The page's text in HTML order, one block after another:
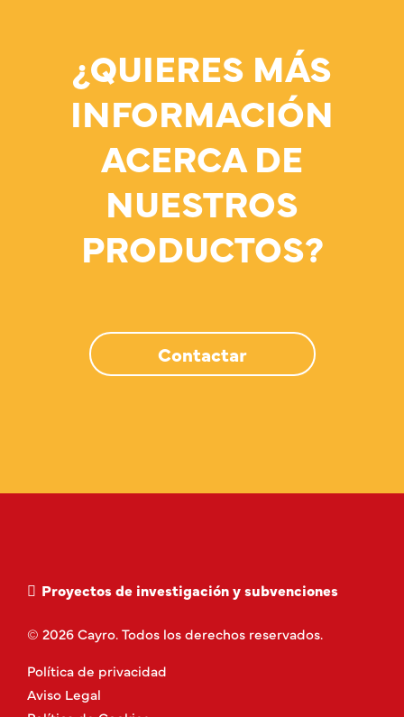
¿QUIERES MÁS
INFORMACIÓN
ACERCA DE
NUESTROS
PRODUCTOS?
Contactar
Proyectos de investigación y subvenciones
© 2026 Cayro. Todos los derechos reservados.
Política de privacidad
Aviso Legal